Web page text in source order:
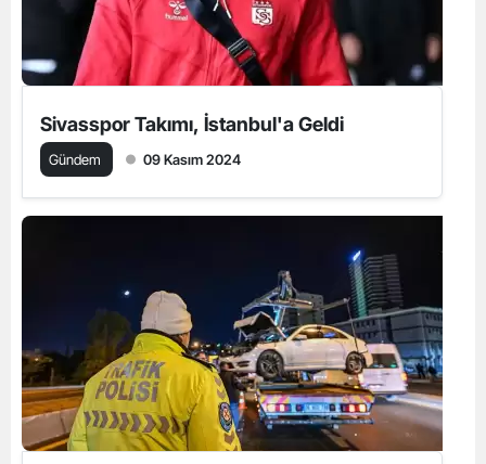
Sivasspor Takımı, İstanbul'a Geldi
Gündem 09 Kasım 2024